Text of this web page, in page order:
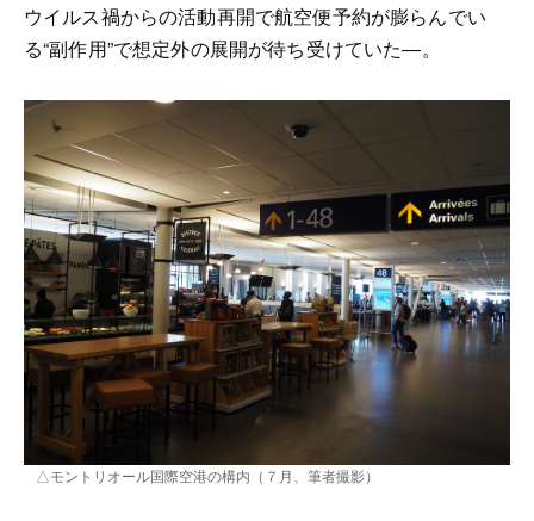
ウイルス禍からの活動再開で航空便予約が膨らんでい
る“副作用”で想定外の展開が待ち受けていた―。
△モントリオール国際空港の構内（７月、筆者撮影）